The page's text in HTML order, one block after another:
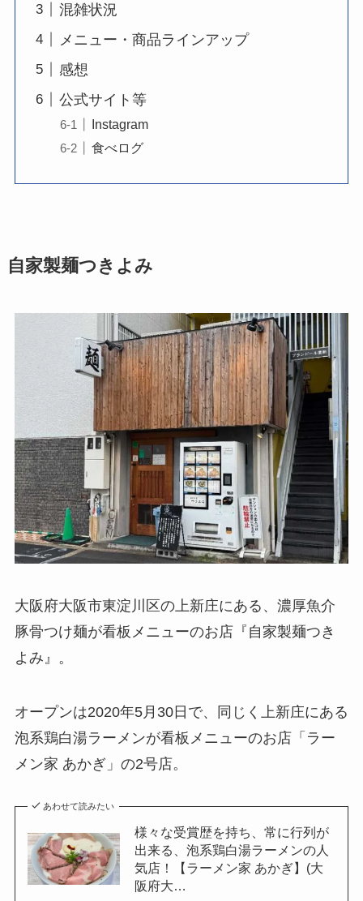
混雑状況
メニュー・商品ラインアップ
感想
公式サイト等
Instagram
食べログ
自家製麺つきよみ
大阪府大阪市東淀川区の上新庄にある、濃厚魚介
豚骨つけ麺が看板メニューのお店『自家製麺つき
よみ』。
オープンは2020年5月30日で、同じく上新庄にある
泡系鶏白湯ラーメンが看板メニューのお店「ラー
メン家 あかぎ」の2号店。
あわせて読みたい
様々な受賞歴を持ち、常に行列が
出来る、泡系鶏白湯ラーメンの人
気店！【ラーメン家 あかぎ】(大
阪府大…